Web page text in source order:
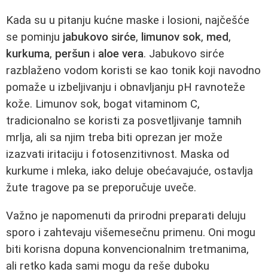
Kada su u pitanju kućne maske i losioni, najčešće
se pominju jabukovo sirće, limunov sok, med,
kurkuma, peršun i aloe vera. Jabukovo sirće
razblaženo vodom koristi se kao tonik koji navodno
pomaže u izbeljivanju i obnavljanju pH ravnoteže
kože. Limunov sok, bogat vitaminom C,
tradicionalno se koristi za posvetljivanje tamnih
mrlja, ali sa njim treba biti oprezan jer može
izazvati iritaciju i fotosenzitivnost. Maska od
kurkume i mleka, iako deluje obećavajuće, ostavlja
žute tragove pa se preporučuje uveče.
Važno je napomenuti da prirodni preparati deluju
sporo i zahtevaju višemesečnu primenu. Oni mogu
biti korisna dopuna konvencionalnim tretmanima,
ali retko kada sami mogu da reše duboku